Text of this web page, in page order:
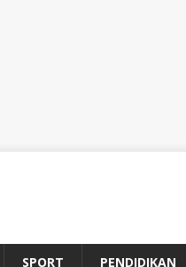
SPORT PENDIDIKAN